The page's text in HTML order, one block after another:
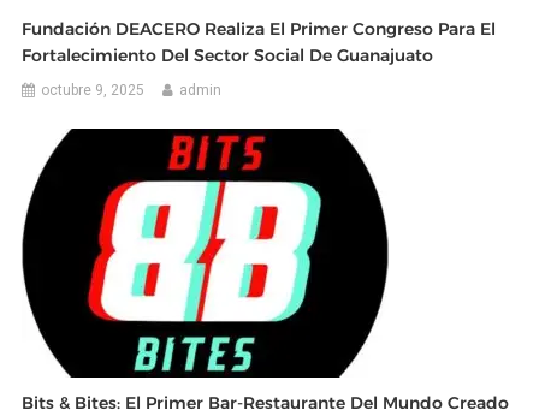
Fundación DEACERO Realiza El Primer Congreso Para El
Fortalecimiento Del Sector Social De Guanajuato
octubre 9, 2025 admin
Bits & Bites: El Primer Bar-Restaurante Del Mundo Creado